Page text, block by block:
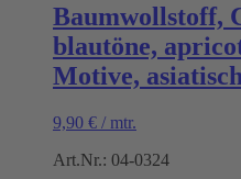
Baumwollstoff,
blautöne,
Motive,
9,90 € / mtr.
Art.Nr.: 04-0324